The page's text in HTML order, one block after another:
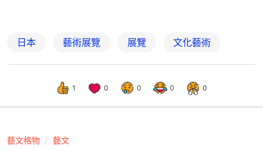
日本 藝術展覽 展覽 文化藝術
1 0 0 0 0
藝文格物 藝文